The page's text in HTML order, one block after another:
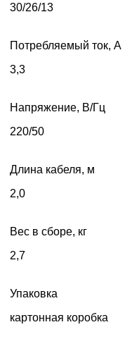
30/26/13
Потребляемый ток, А
3,3
Напряжение, В/Гц
220/50
Длина кабеля, м
2,0
Вес в сборе, кг
2,7
Упаковка
картонная коробка